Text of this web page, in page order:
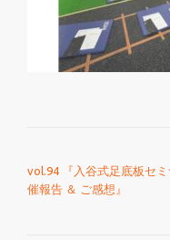
vol.94 『入谷式足底板セミ
催報告 ＆ ご感想』